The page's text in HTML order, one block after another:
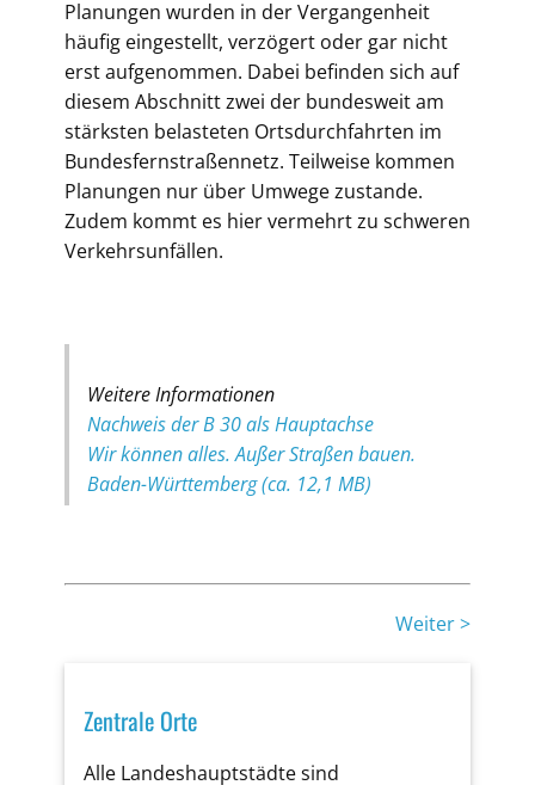
Planungen wurden in der Vergangenheit
häufig eingestellt, verzögert oder gar nicht
erst aufgenommen. Dabei befinden sich auf
diesem Abschnitt zwei der bundesweit am
stärksten belasteten Ortsdurchfahrten im
Bundesfernstraßennetz. Teilweise kommen
Planungen nur über Umwege zustande.
Zudem kommt es hier vermehrt zu schweren
Verkehrsunfällen.
Weitere Informationen
Nachweis der B 30 als Hauptachse
Wir können alles. Außer Straßen bauen.
Baden-Württemberg (ca. 12,1 MB)
Weiter >
Zentrale Orte
Alle Landeshauptstädte sind